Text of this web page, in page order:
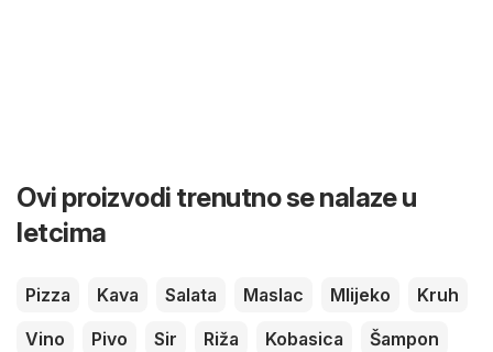
Ovi proizvodi trenutno se nalaze u
letcima
Pizza Kava Salata Maslac Mlijeko
Kruh
Vino
Pivo Sir Riža Kobasica
Šampon